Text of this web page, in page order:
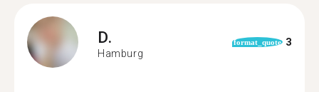
D.
Hamburg
format_quote 3